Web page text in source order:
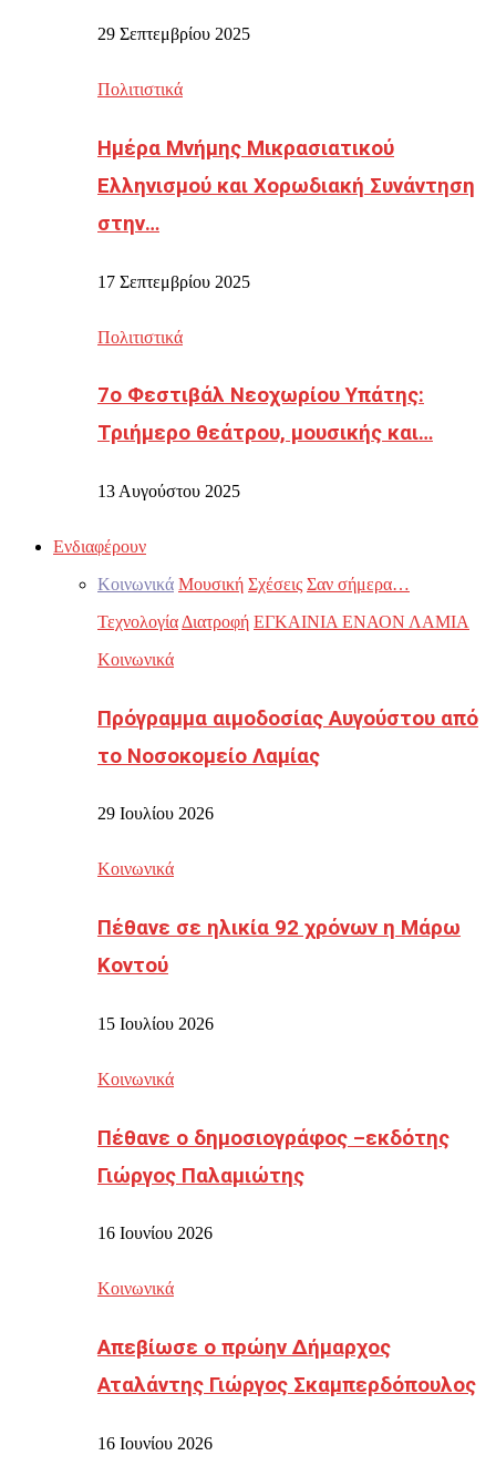
29 Σεπτεμβρίου 2025
Πολιτιστικά
Ημέρα Μνήμης Μικρασιατικού
Ελληνισμού και Χορωδιακή Συνάντηση
στην…
17 Σεπτεμβρίου 2025
Πολιτιστικά
7ο Φεστιβάλ Νεοχωρίου Υπάτης:
Τριήμερο θεάτρου, μουσικής και…
13 Αυγούστου 2025
Ενδιαφέρουν
Κοινωνικά Μουσική Σχέσεις Σαν σήμερα…
Τεχνολογία Διατροφή ΕΓΚΑΙΝΙΑ ΕΝΑΟΝ ΛΑΜΙΑ
Κοινωνικά
Πρόγραμμα αιμοδοσίας Αυγούστου από
το Νοσοκομείο Λαμίας
29 Ιουλίου 2026
Κοινωνικά
Πέθανε σε ηλικία 92 χρόνων η Μάρω
Κοντού
15 Ιουλίου 2026
Κοινωνικά
Πέθανε ο δημοσιογράφος –εκδότης
Γιώργος Παλαμιώτης
16 Ιουνίου 2026
Κοινωνικά
Απεβίωσε ο πρώην Δήμαρχος
Αταλάντης Γιώργος Σκαμπερδόπουλος
16 Ιουνίου 2026